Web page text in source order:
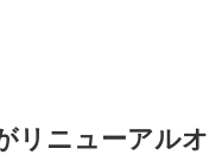
リニューアルオ